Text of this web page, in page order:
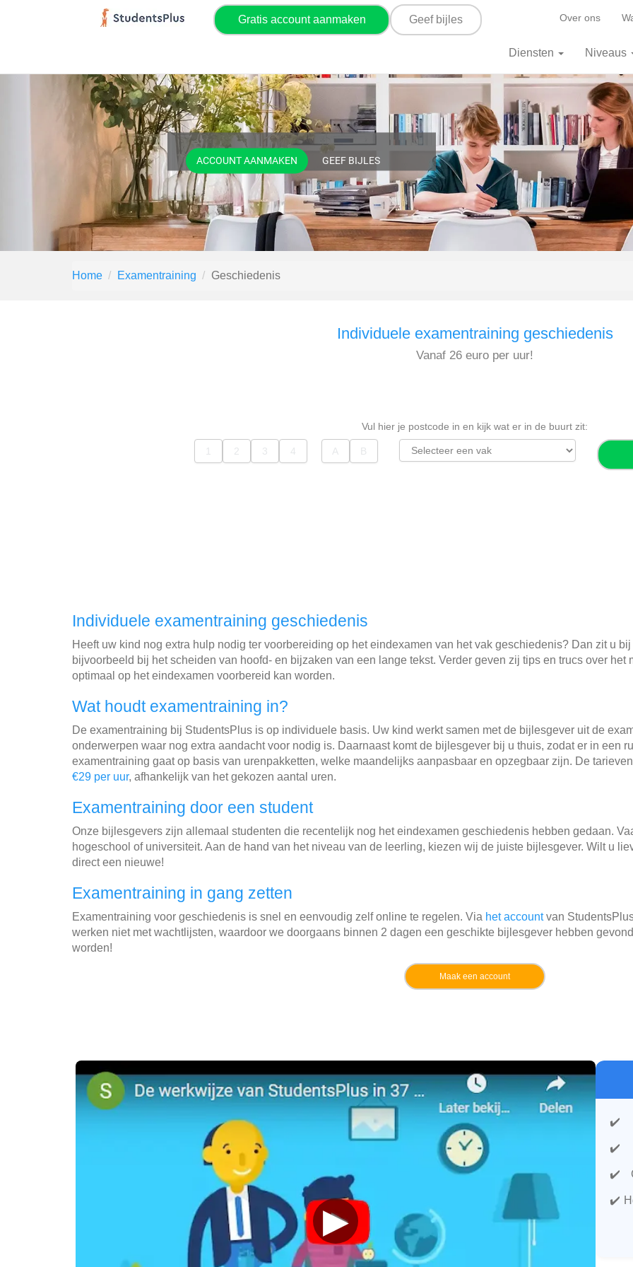
Gratis account aanmaken Geef bijles Over ons
Diensten Niveaus
ACCOUNT AANMAKEN GEEF BIJLES
Home Examentraining Geschiedenis
Individuele examentraining geschiedenis
Vanaf 26 euro per uur!
Vul hier je postcode in en kijk wat er in de buurt zit:
Individuele examentraining geschiedenis
Heeft uw kind nog extra hulp nodig ter voorbereiding op het eindexamen van het vak geschiedenis? Dan zit u
bijvoorbeeld bij het scheiden van hoofd- en bijzaken van een lange tekst. Verder geven zij tips en trucs over
optimaal op het eindexamen voorbereid kan worden.
Wat houdt examentraining in?
De examentraining bij StudentsPlus is op individuele basis. Uw kind werkt samen met de bijlesgever uit de
onderwerpen waar nog extra aandacht voor nodig is. Daarnaast komt de bijlesgever bij u thuis, zodat er in een
examentraining gaat op basis van urenpakketten, welke maandelijks aanpasbaar en opzegbaar zijn. De
€29 per uur, afhankelijk van het gekozen aantal uren.
Examentraining door een student
Onze bijlesgevers zijn allemaal studenten die recentelijk nog het eindexamen geschiedenis hebben gedaan.
hogeschool of universiteit. Aan de hand van het niveau van de leerling, kiezen wij de juiste bijlesgever. Wilt u
direct een nieuwe!
Examentraining in gang zetten
Examentraining voor geschiedenis is snel en eenvoudig zelf online te regelen. Via het accountvan
werken niet met wachtlijsten, waardoor we doorgaans binnen 2 dagen een geschikte bijlesgever hebben
worden!
Maak een account
▶